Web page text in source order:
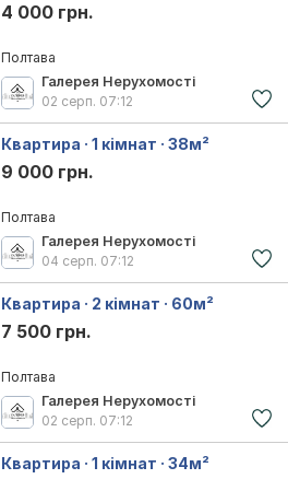
4 000 грн.
Полтава
Галерея Нерухомості
02 серп. 07:12
Квартира · 1 кімнат · 38м²
9 000 грн.
Полтава
Галерея Нерухомості
04 серп. 07:12
Квартира · 2 кімнат · 60м²
7 500 грн.
Полтава
Галерея Нерухомості
02 серп. 07:12
Квартира · 1 кімнат · 34м²